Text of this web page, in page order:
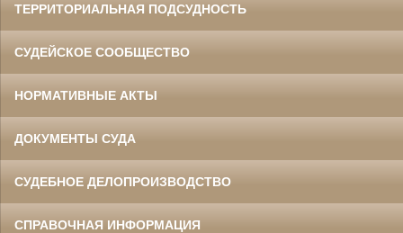
ТЕРРИТОРИАЛЬНАЯ ПОДСУДНОСТЬ
СУДЕЙСКОЕ СООБЩЕСТВО
НОРМАТИВНЫЕ АКТЫ
ДОКУМЕНТЫ СУДА
СУДЕБНОЕ ДЕЛОПРОИЗВОДСТВО
СПРАВОЧНАЯ ИНФОРМАЦИЯ